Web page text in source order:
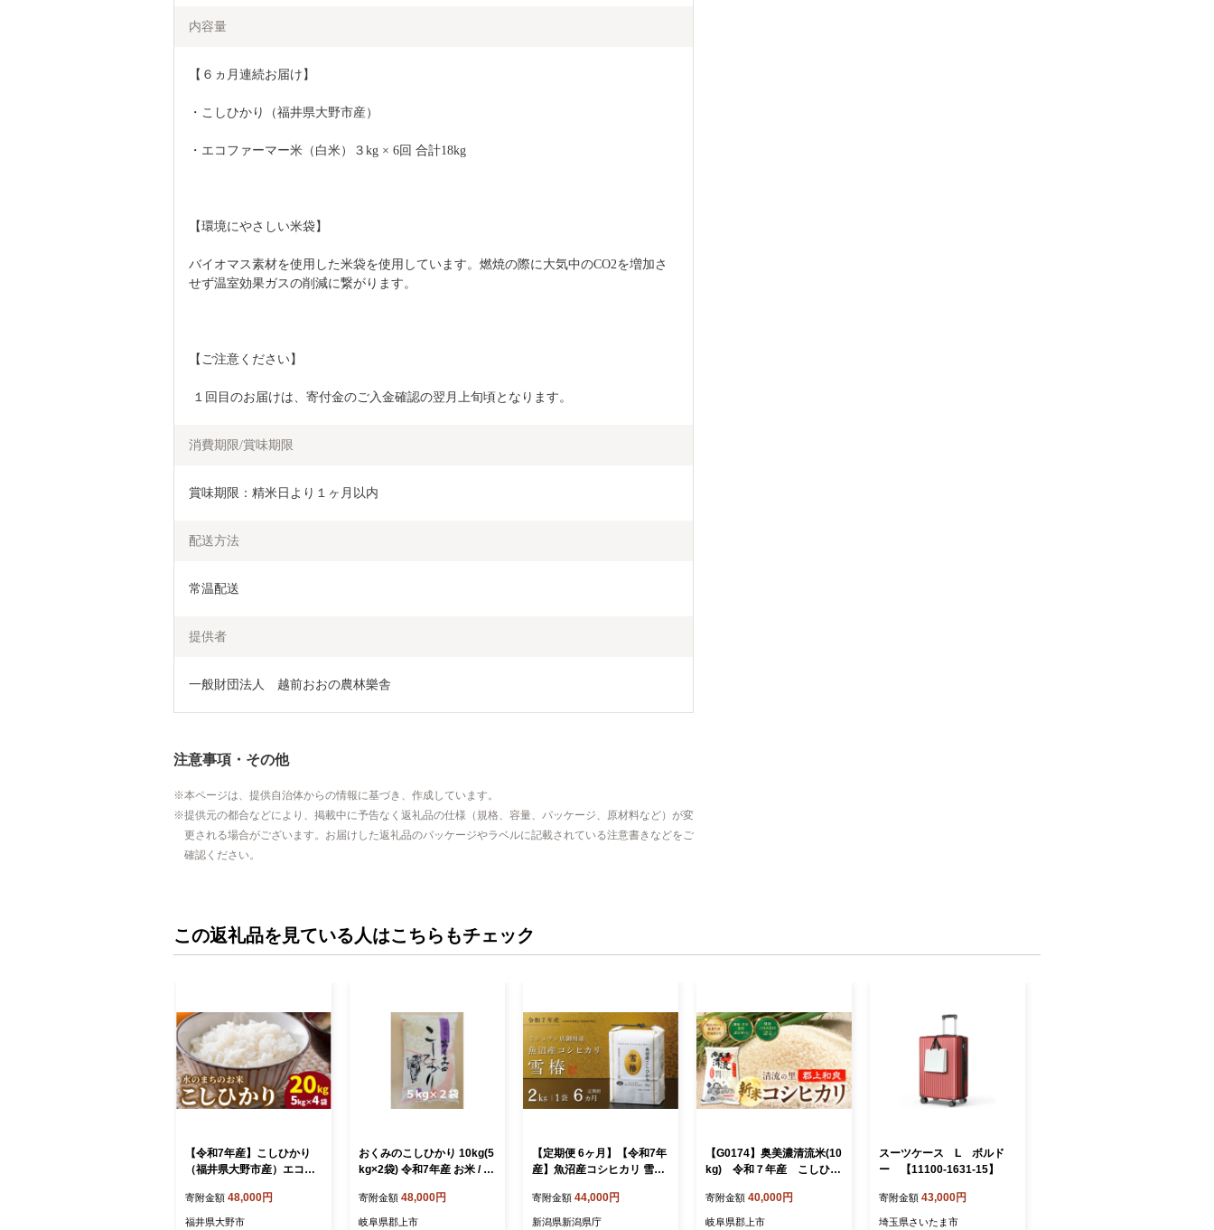
内容量
【６ヵ月連続お届け】
・こしひかり（福井県大野市産）
・エコファーマー米（白米）３kg × 6回 合計18kg
【環境にやさしい米袋】
バイオマス素材を使用した米袋を使用しています。燃焼の際に大気中のCO2を増加さ
せず温室効果ガスの削減に繋がります。
【ご注意ください】
１回目のお届けは、寄付金のご入金確認の翌月上旬頃となります。
消費期限/賞味期限
賞味期限：精米日より１ヶ月以内
配送方法
常温配送
提供者
一般財団法人　越前おおの農林樂舎
注意事項・その他
本ページは、提供自治体からの情報に基づき、作成しています。
提供元の都合などにより、掲載中に予告なく返礼品の仕様（規格、容量、パッケージ、原材料など）が変
更される場合がございます。お届けした返礼品のパッケージやラベルに記載されている注意書きなどをご
確認ください。
この返礼品を見ている人はこちらもチェック
【令和7年産】こしひかり
（福井県大野市産）エコフ
（5kg×4袋）
寄附金額 48,000円
福井県大野市
おくみのこしひかり 10kg(5
kg×2袋) 令和7年産 お米 / 食
寄附金額 48,000円
岐阜県郡上市
【定期便 6ヶ月】【令和7年
産】魚沼産コシヒカリ 雪椿
培米
寄附金額 44,000円
新潟県新潟県庁
【G0174】奥美濃清流米(10
kg) 令和７年産 こしひか
品 米 雑穀 白米
寄附金額 40,000円
岐阜県郡上市
スーツケース L ボルド
ー 【11100-1631-15】
寄附金額 43,000円
埼玉県さいたま市